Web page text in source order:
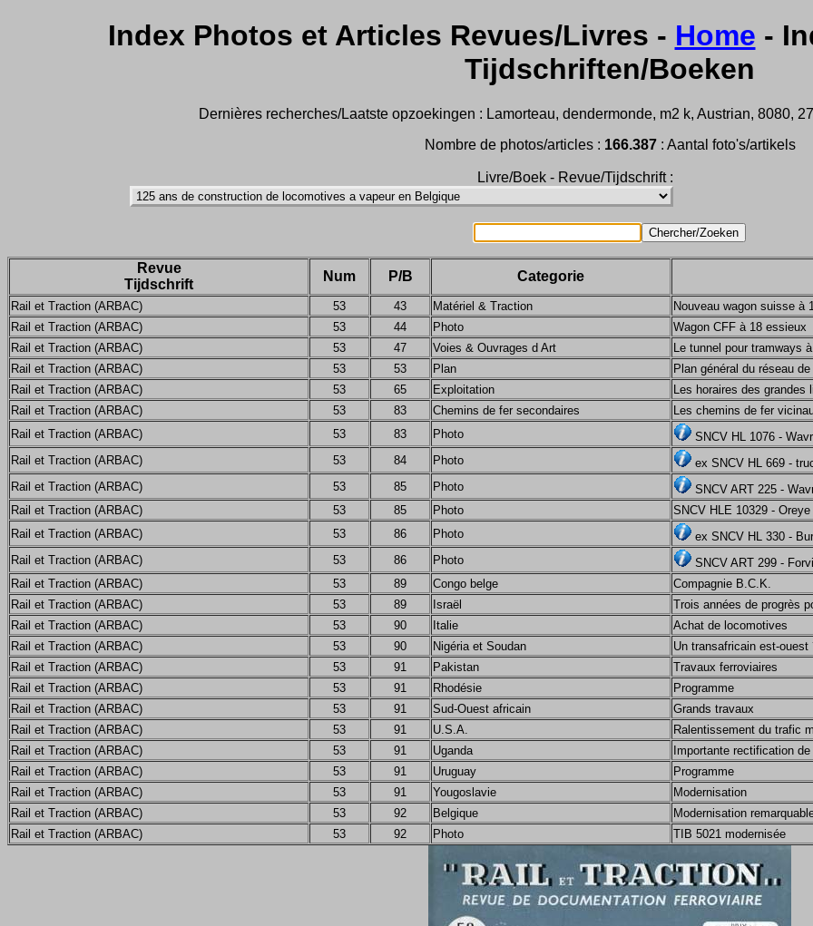
Index Photos et Articles Revues/Livres - Home -
Tijdschriften/Boeken
Dernières recherches/Laatste opzoekingen : Lamorteau, dendermonde, m2 k, Austrian, 8080,
Nombre de photos/articles : 166.387: Aantal foto's/artikels
Livre/Boek - Revue/Tijdschrift :
Revue
Tijdschrift
Num P/B Categorie
Rail et Traction (ARBAC) 53 43 Matériel & Traction
Nouveau wagon suisse à
Rail et Traction (ARBAC)
53 44 Photo
Wagon CFF à 18 essieux
Rail et Traction (ARBAC)
53 47 Voies & Ouvrages d Art
Le tunnel pour tramways
Rail et Traction (ARBAC)
53 53 Plan
Plan général du réseau
Rail et Traction (ARBAC)
53 65 Exploitation
Les horaires des
Rail et Traction (ARBAC)
53 83 Chemins de fer secondaires
Les chemins de fer
Rail et Traction (ARBAC)
53 83 Photo
SNCV HL 1076 -
Rail et Traction (ARBAC)
53 84 Photo
ex SNCV HL 669 -
Rail et Traction (ARBAC)
53 85 Photo
SNCV ART 225 -
Rail et Traction (ARBAC)
53 85 Photo
SNCV HLE 10329 - Oreye
Rail et Traction (ARBAC)
53 86 Photo
ex SNCV HL 330 -
Rail et Traction (ARBAC)
53 86 Photo
SNCV ART 299 -
Rail et Traction (ARBAC)
53 89 Congo belge
Compagnie B.C.K.
Rail et Traction (ARBAC)
53 89 Israël
Trois années de progrès
Rail et Traction (ARBAC)
53 90 Italie
Achat de locomotives
Rail et Traction (ARBAC)
53 90 Nigéria et Soudan
Un transafricain est-ouest
Rail et Traction (ARBAC)
53 91 Pakistan
Travaux ferroviaires
Rail et Traction (ARBAC)
53 91 Rhodésie
Programme
Rail et Traction (ARBAC)
53 91 Sud-Ouest africain
Grands travaux
Rail et Traction (ARBAC)
53 91 U.S.A.
Ralentissement du trafic
Rail et Traction (ARBAC)
53 91 Uganda
Importante rectification
Rail et Traction (ARBAC)
53 91 Uruguay
Programme
Rail et Traction (ARBAC)
53 91 Yougoslavie
Modernisation
Rail et Traction (ARBAC)
53 92 Belgique
Modernisation
Rail et Traction (ARBAC)
53 92 Photo TIB 5021 modernisée